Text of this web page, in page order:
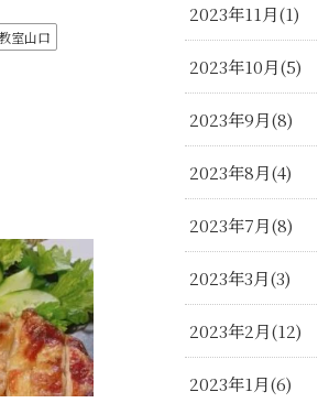
室山口
2023年11月 1
2023年10月 5
2023年9月 8
2023年8月 4
2023年7月 8
2023年3月 3
2023年2月 12
2023年1月 6